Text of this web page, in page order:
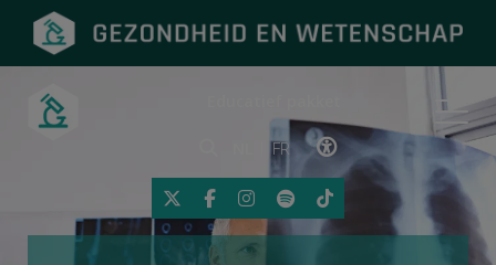
Onderwerpen
Eerste hulp
FR
Klik op deze link om